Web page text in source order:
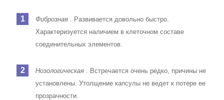
Фиброзная . Развивается довольно быстро.
Характеризуется наличием в клеточном составе
соединительных элементов.
Нозологическая . Встречается очень редко, причины не
установлены. Утолщение капсулы не ведет к потере ее
прозрачности.